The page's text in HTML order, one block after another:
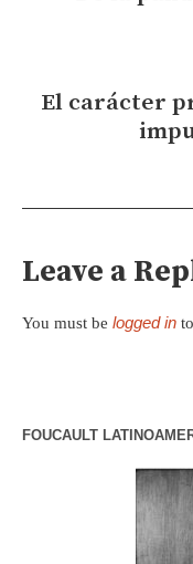
El carácter
Leave a
You must be logged in
FOUCAULT